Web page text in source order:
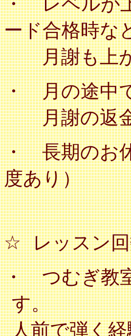
ード合格時な
月謝も上が
・ 月の途中
月謝の返金
・ 長期のお
度あり）
☆ レッスン
・ つむぎ教
す。
人前で弾く